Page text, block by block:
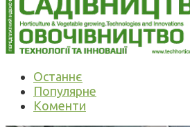
Останнє
Популярне
Коменти